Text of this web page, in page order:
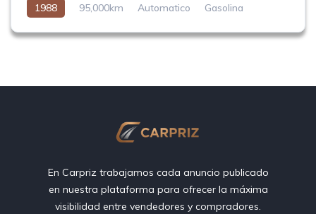
1988 95,000km Automatico
Gasolina
En Carpriz trabajamos cada anuncio publicado
en nuestra plataforma para ofrecer la máxima
visibilidad entre vendedores y compradores.